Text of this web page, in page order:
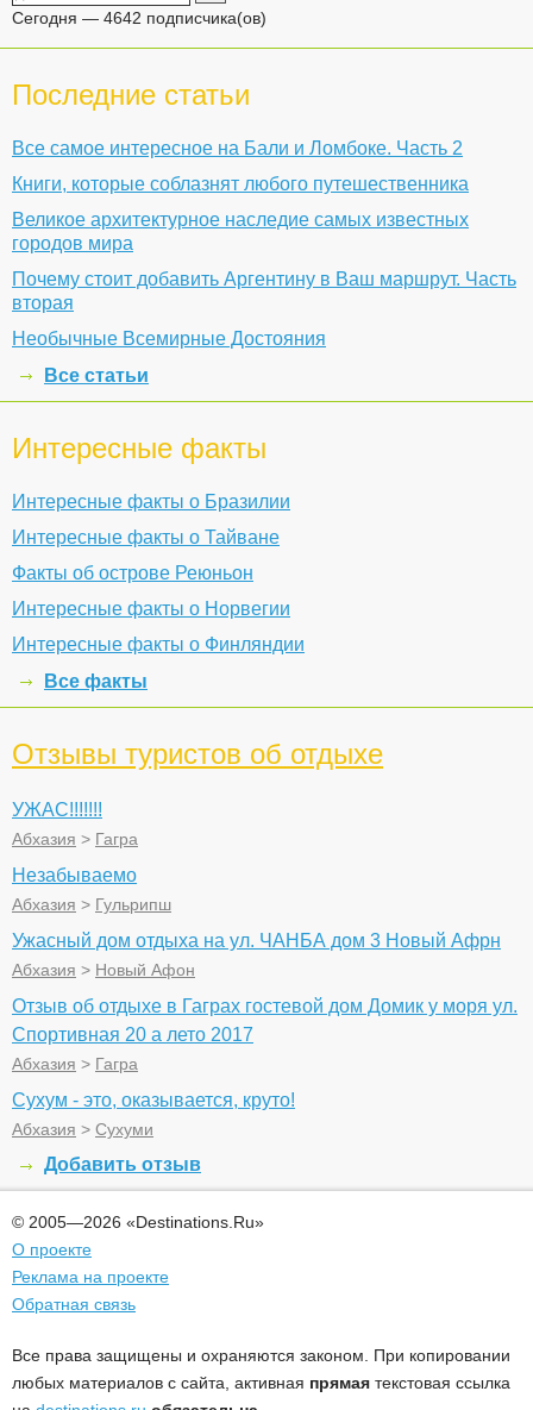
Сегодня — 4642 подписчика(ов)
Последние статьи
Все самое интересное на Бали и Ломбоке. Часть 2
Книги, которые соблазнят любого путешественника
Великое архитектурное наследие самых известных
городов мира
Почему стоит добавить Аргентину в Ваш маршрут. Часть
вторая
Необычные Всемирные Достояния
Все статьи
Интересные факты
Интересные факты о Бразилии
Интересные факты о Тайване
Факты об острове Реюньон
Интересные факты о Норвегии
Интересные факты о Финляндии
Все факты
Отзывы туристов об отдыхе
УЖАС!!!!!!!
Абхазия > Гагра
Незабываемо
Абхазия > Гульрипш
Ужасный дом отдыха на ул. ЧАНБА дом 3 Новый Афрн
Абхазия > Новый Афон
Отзыв об отдыхе в Гаграх гостевой дом Домик у моря ул.
Спортивная 20 а лето 2017
Абхазия > Гагра
Сухум - это, оказывается, круто!
Абхазия > Сухуми
Добавить отзыв
© 2005—2026 «Destinations.Ru»
О проекте
Реклама на проекте
Обратная связь
Все права защищены и охраняются законом. При копировании
любых материалов с сайта, активная прямая текстовая ссылка